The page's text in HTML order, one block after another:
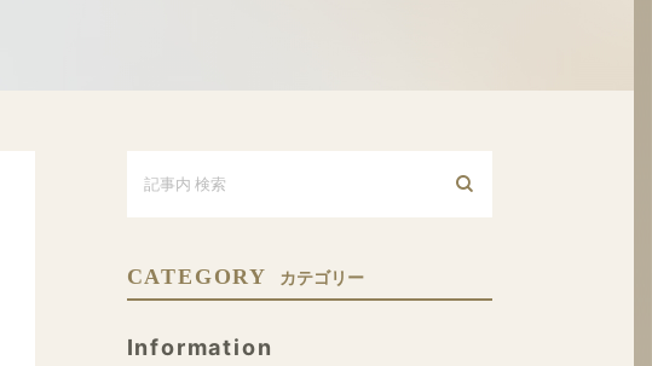
CATEGORY カテゴリー
Information